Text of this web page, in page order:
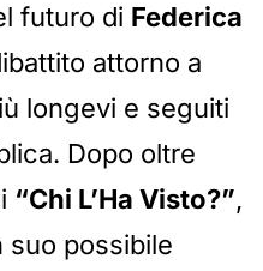
futuro di Federica
attorno a
longevi e seguiti
Dopo oltre
“Chi L’Ha Visto?”,
suo possibile